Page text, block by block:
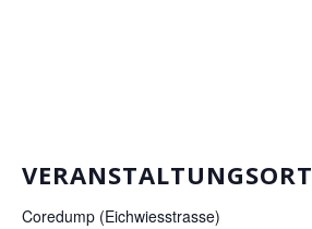
VERANSTALTUNGSORT
Coredump (Eichwiesstrasse)